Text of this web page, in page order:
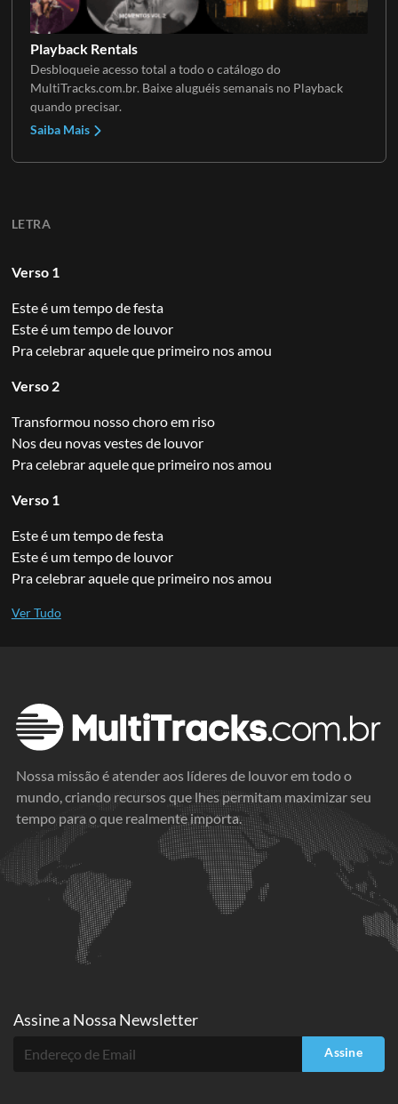
Playback Rentals
Desbloqueie acesso total a todo o catálogo do
MultiTracks.com.br. Baixe aluguéis semanais no Playback
quando precisar.
Saiba Mais
LETRA
Verso 1
Este é um tempo de festa
Este é um tempo de louvor
Pra celebrar aquele que primeiro nos amou
Verso 2
Transformou nosso choro em riso
Nos deu novas vestes de louvor
Pra celebrar aquele que primeiro nos amou
Verso 1
Este é um tempo de festa
Este é um tempo de louvor
Pra celebrar aquele que primeiro nos amou
Nossa missão é atender aos líderes de louvor em todo o
mundo, criando recursos que lhes permitam maximizar seu
tempo para o que realmente importa.
Assine a Nossa Newsletter
Assine